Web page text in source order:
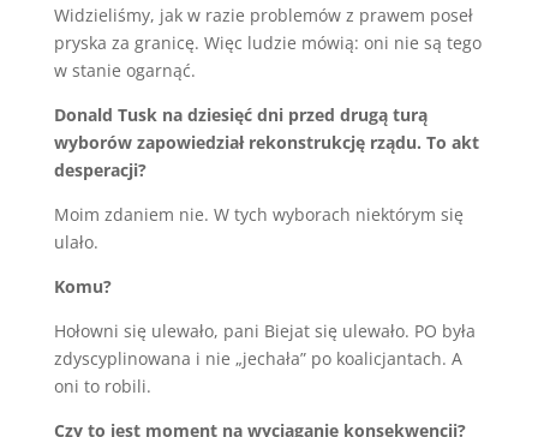
Widzieliśmy, jak w razie problemów z prawem poseł
pryska za granicę. Więc ludzie mówią: oni nie są tego
w stanie ogarnąć.
Donald Tusk na dziesięć dni przed drugą turą
wyborów zapowiedział rekonstrukcję rządu. To akt
desperacji?
Moim zdaniem nie. W tych wyborach niektórym się
ulało.
Komu?
Hołowni się ulewało, pani Biejat się ulewało. PO była
zdyscyplinowana i nie „jechała” po koalicjantach. A
oni to robili.
Czy to jest moment na wyciąganie konsekwencji?